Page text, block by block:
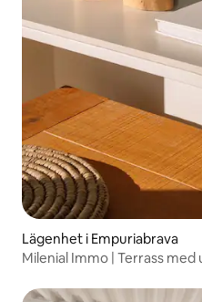
Lägenhet i Empuriabrava
Milenial Immo | Terrass